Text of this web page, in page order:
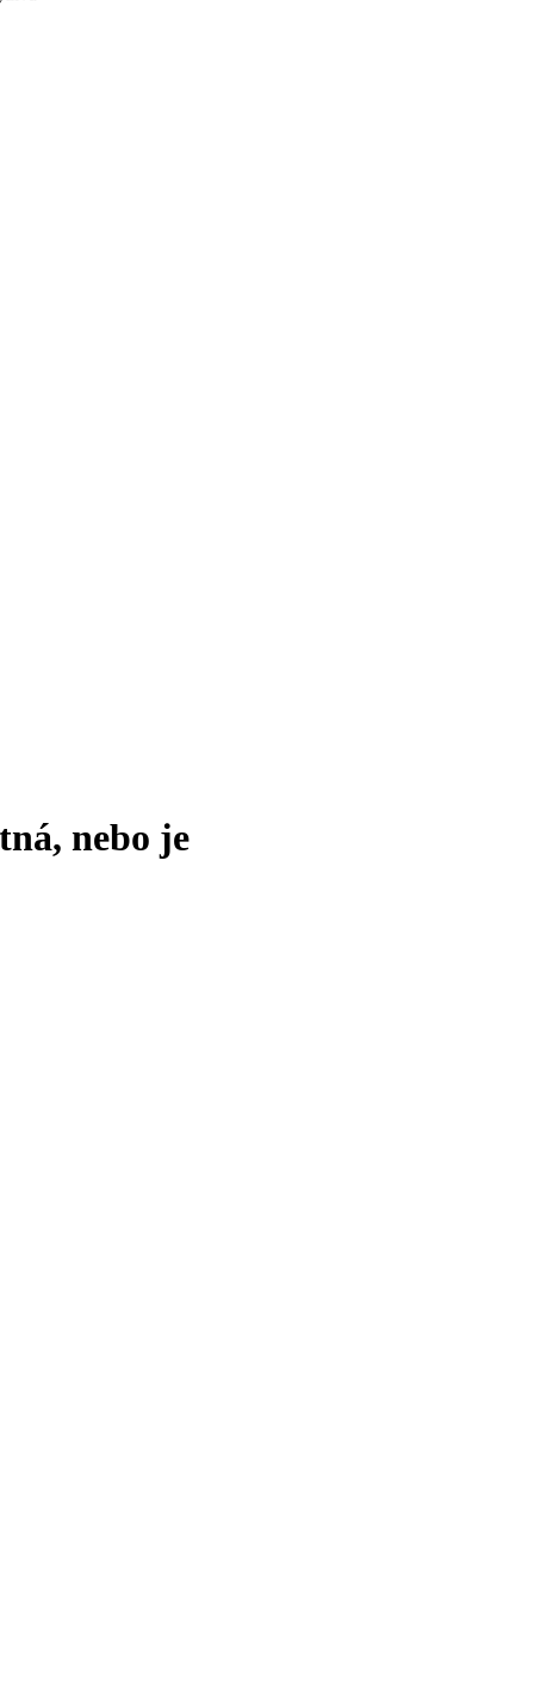
nebo je